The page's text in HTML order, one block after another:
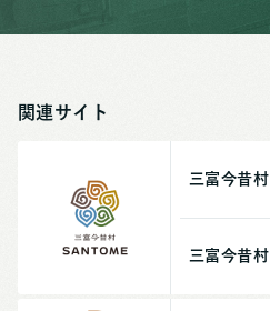
関連サイト
三富今昔村
三富今昔村